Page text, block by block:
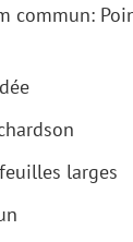
commun:
larges